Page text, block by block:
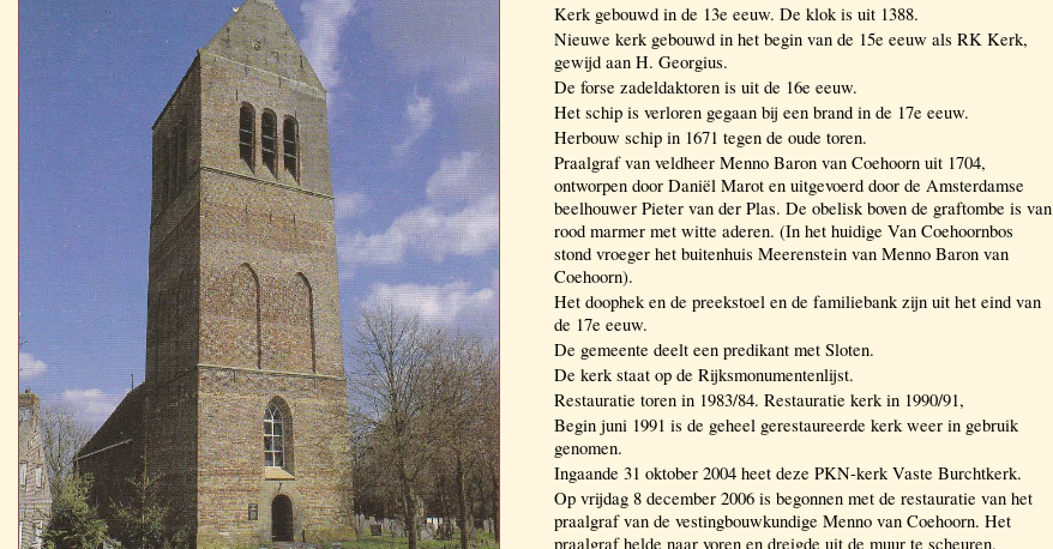
Kerk gebouwd in de 13e eeuw. De klok is uit 1388.
Nieuwe kerk gebouwd in het begin van de 15e eeuw als RK Kerk,
gewijd aan H. Georgius.
De forse zadeldaktoren is uit de 16e eeuw.
Het schip is verloren gegaan bij een brand in de 17e eeuw.
Herbouw schip in 1671 tegen de oude toren.
Praalgraf van veldheer Menno Baron van Coehoorn uit 1704,
ontworpen door Daniël Marot en uitgevoerd door de Amsterdamse
beelhouwer Pieter van der Plas. De obelisk boven de graftombe is van
rood marmer met witte aderen. (In het huidige Van Coehoornbos
stond vroeger het buitenhuis Meerenstein van Menno Baron van
Coehoorn).
Het doophek en de preekstoel en de familiebank zijn uit het eind van
de 17e eeuw.
De gemeente deelt een predikant met Sloten.
De kerk staat op de Rijksmonumentenlijst.
Restauratie toren in 1983/84. Restauratie kerk in 1990/91,
Begin juni 1991 is de geheel gerestaureerde kerk weer in gebruik
genomen.
Ingaande 31 oktober 2004 heet deze PKN-kerk Vaste Burchtkerk.
Op vrijdag 8 december 2006 is begonnen met de restauratie van het
praalgraf van de vestingbouwkundige Menno van Coehoorn. Het
praalgraf helde naar voren en dreigde uit de muur te scheuren.